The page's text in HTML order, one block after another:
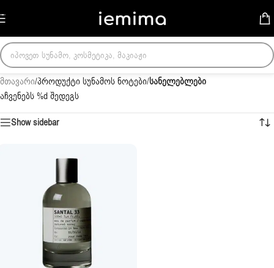
Skip to navigation
მთავარი/პროდუქტი სუნამოს ნოტები/სანელებლები
აჩვენებს %d შედეგს
Show sidebar